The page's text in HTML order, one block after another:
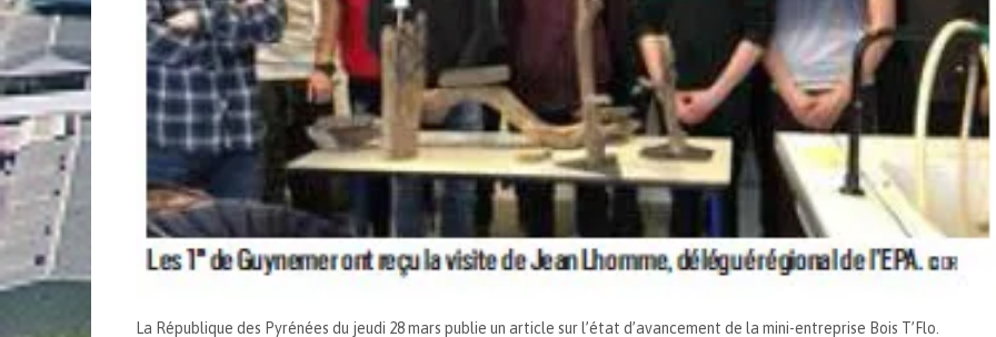
La République des Pyrénées du jeudi 28 mars publie un article sur l’état d’avancement de la mini-entreprise Bois T’Flo.